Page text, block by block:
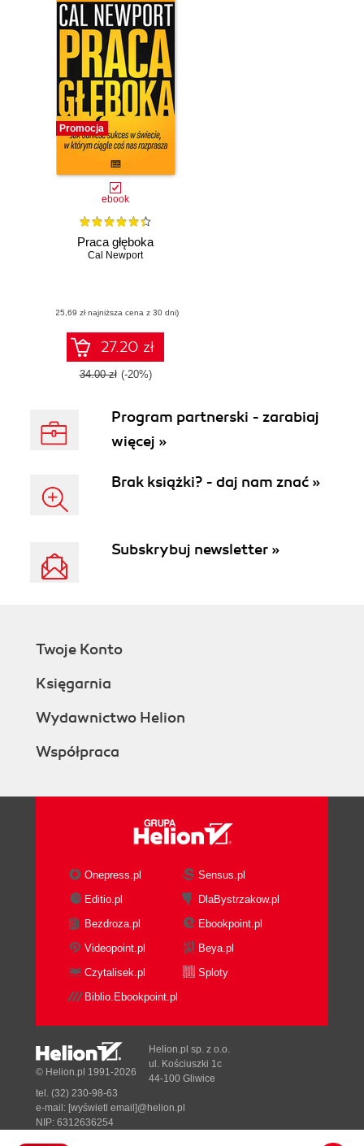
Promocja
ebook
Praca głęboka
Cal Newport
(25,69 zł najniższa cena z 30 dni)
27.20 zł
34.00 zł (-20%)
Program partnerski - zarabiaj
więcej »
Brak książki? - daj nam znać »
Subskrybuj newsletter »
Twoje Konto
Księgarnia
Wydawnictwo Helion
Współpraca
Onepress.pl
Sensus.pl
Editio.pl
DlaBystrzakow.pl
Bezdroza.pl
Ebookpoint.pl
Videopoint.pl
Beya.pl
Czytalisek.pl
Sploty
Biblio.Ebookpoint.pl
© Helion.pl 1991-2026
Helion.pl sp. z o.o.
ul. Kościuszki 1c
44-100 Gliwice
tel. (32) 230-98-63
e-mail: [wyświetl email]@helion.pl
NIP: 6312636254